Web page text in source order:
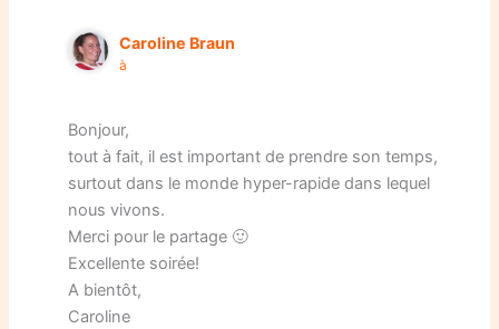
Caroline Braun
à
Bonjour,
tout à fait, il est important de prendre son temps,
surtout dans le monde hyper-rapide dans lequel
nous vivons.
Merci pour le partage 🙂
Excellente soirée!
A bientôt,
Caroline